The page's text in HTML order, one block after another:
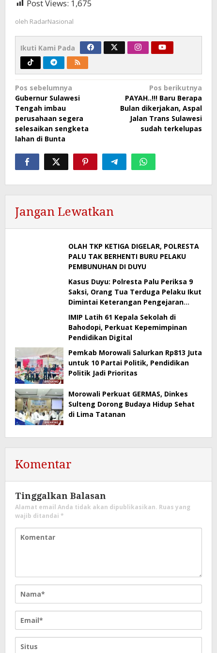
Post Views: 1,675
oleh RadarNasional
Ikuti Kami Pada
Navigasi
pos
Pos sebelumnya
Gubernur Sulawesi
Tengah imbau
perusahaan segera
selesaikan sengketa
lahan di Bunta
Pos berikutnya
PAYAH..!!! Baru Berapa
Bulan dikerjakan, Aspal
Jalan Trans Sulawesi
sudah terkelupas
Jangan Lewatkan
OLAH TKP KETIGA DIGELAR, POLRESTA
PALU TAK BERHENTI BURU PELAKU
PEMBUNUHAN DI DUYU
Kasus Duyu: Polresta Palu Periksa 9
Saksi, Orang Tua Terduga Pelaku Ikut
Dimintai Keterangan Pengejaran
Masih Berlangsung
IMIP Latih 61 Kepala Sekolah di
Bahodopi, Perkuat Kepemimpinan
Pendidikan Digital
Pemkab Morowali Salurkan Rp813 Juta
untuk 10 Partai Politik, Pendidikan
Politik Jadi Prioritas
Morowali Perkuat GERMAS, Dinkes
Sulteng Dorong Budaya Hidup Sehat
di Lima Tatanan
Komentar
Tinggalkan Balasan
Alamat email Anda tidak akan dipublikasikan. Ruas yang
wajib ditandai *